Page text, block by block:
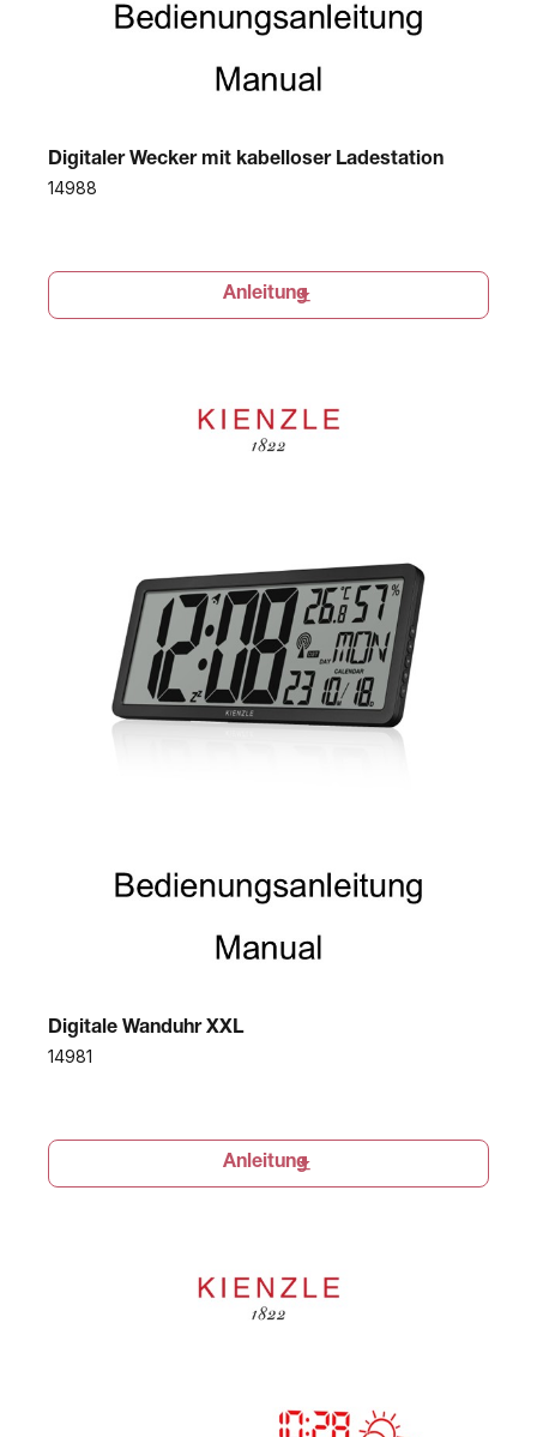
Digitaler Wecker mit kabelloser Ladestation
14988
Anleitung
Digitale Wanduhr XXL
14981
Anleitung